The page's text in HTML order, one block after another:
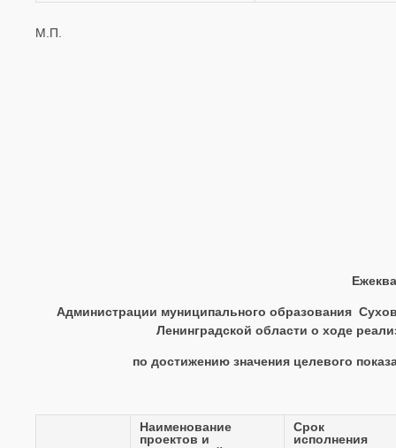
М.П.
Администрации муниципального образования
Ленинградской области о ходе
по достижению значения целевого
Наименование
проектов и
Срок
исполнения